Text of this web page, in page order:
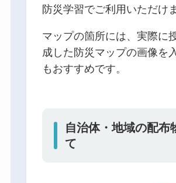
防災学習でご利用いただけ
マップの箇所には、実際に
成した防災マップの画像を
もおすすめです。
自治体・地域の配布
て